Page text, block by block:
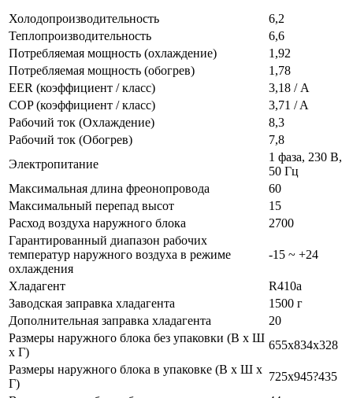
Холодопроизводительность
6,2
Теплопроизводительность
6,6
Потребляемая мощность (охлаждение)
1,92
Потребляемая мощность (обогрев)
1,78
EER (коэффициент / класс)
3,18 / А
COP (коэффициент / класс)
3,71 / A
Рабочий ток (Охлаждение)
8,3
Рабочий ток (Обогрев)
7,8
Электропитание
1 фаза, 230 В,
50 Гц
Максимальная длина фреонопровода
60
Максимальный перепад высот
15
Расход воздуха наружного блока
2700
Гарантированный диапазон рабочих
температур наружного воздуха в режиме
охлаждения
-15 ~ +24
Хладагент
R410a
Заводская заправка хладагента
1500 г
Дополнительная заправка хладагента
20
Размеры наружного блока без упаковки (В х Ш
х Г)
655х834x328
Размеры наружного блока в упаковке (В х Ш х
Г)
725х945?435